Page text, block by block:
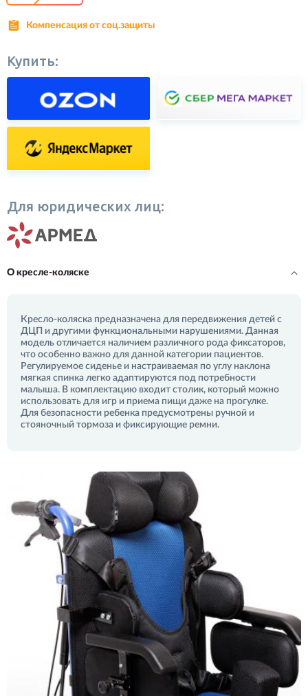
Компенсация от соц.защиты
Купить:
Для юридических лиц:
О кресле-коляске
Кресло-коляска предназначена для передвижения детей с
ДЦП и другими функциональными нарушениями. Данная
модель отличается наличием различного рода фиксаторов,
что особенно важно для данной категории пациентов.
Регулируемое сиденье и настраиваемая по углу наклона
мягкая спинка легко адаптируются под потребности
малыша. В комплектацию входит столик, который можно
использовать для игр и приема пищи даже на прогулке.
Для безопасности ребенка предусмотрены ручной и
стояночный тормоза и фиксирующие ремни.